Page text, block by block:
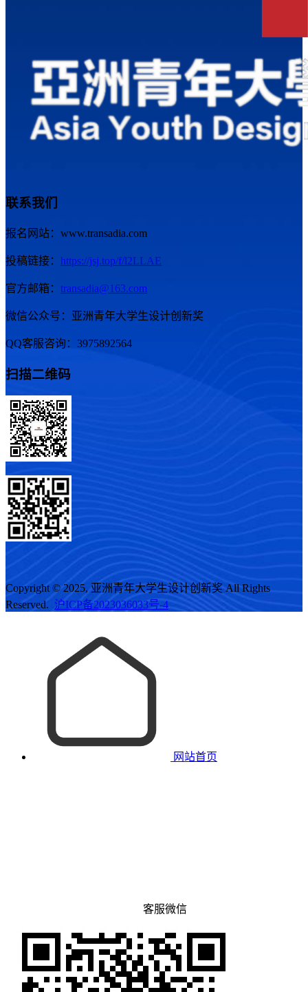
联系我们
报名网站：www.transadia.com
投稿链接： https://jsj.top/f/l2LLAE
官方邮箱： transadia@163.com
微信公众号：亚洲青年大学生设计创新奖
QQ客服咨询：3975892564
扫描二维码
Copyright © 2025, 亚洲青年大学生设计创新奖 All Rights
Reserved. 沪ICP备2023036033号-4
网站首页
客服微信